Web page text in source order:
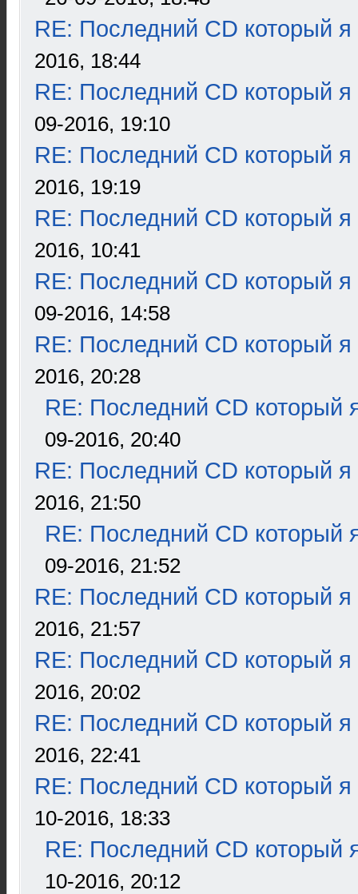
RE: Последний CD который я
2016, 18:44
RE: Последний CD который я
09-2016, 19:10
RE: Последний CD который я
2016, 19:19
RE: Последний CD который я
2016, 10:41
RE: Последний CD который я
09-2016, 14:58
RE: Последний CD который я
2016, 20:28
RE: Последний CD который
09-2016, 20:40
RE: Последний CD который я
2016, 21:50
RE: Последний CD который
09-2016, 21:52
RE: Последний CD который я
2016, 21:57
RE: Последний CD который я
2016, 20:02
RE: Последний CD который я
2016, 22:41
RE: Последний CD который я
10-2016, 18:33
RE: Последний CD который
10-2016, 20:12